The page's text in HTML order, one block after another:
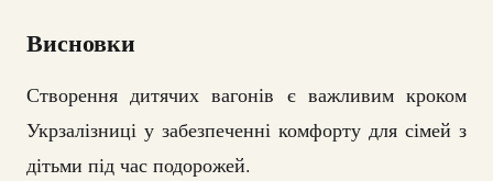
Висновки
Створення дитячих вагонів є важливим кроком
Укрзалізниці у забезпеченні комфорту для сімей з
дітьми під час подорожей.